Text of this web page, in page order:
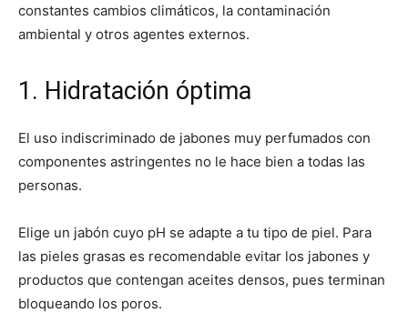
constantes cambios climáticos, la contaminación
ambiental y otros agentes externos.
1. Hidratación óptima
El uso indiscriminado de jabones muy perfumados con
componentes astringentes no le hace bien a todas las
personas.
Elige un jabón cuyo pH se adapte a tu tipo de piel. Para
las pieles grasas es recomendable evitar los jabones y
productos que contengan aceites densos, pues terminan
bloqueando los poros.